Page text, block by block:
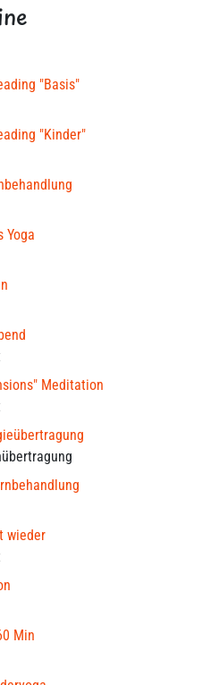
"Basis"
"Kinder"
Yoga
Meditation
wieder
Min